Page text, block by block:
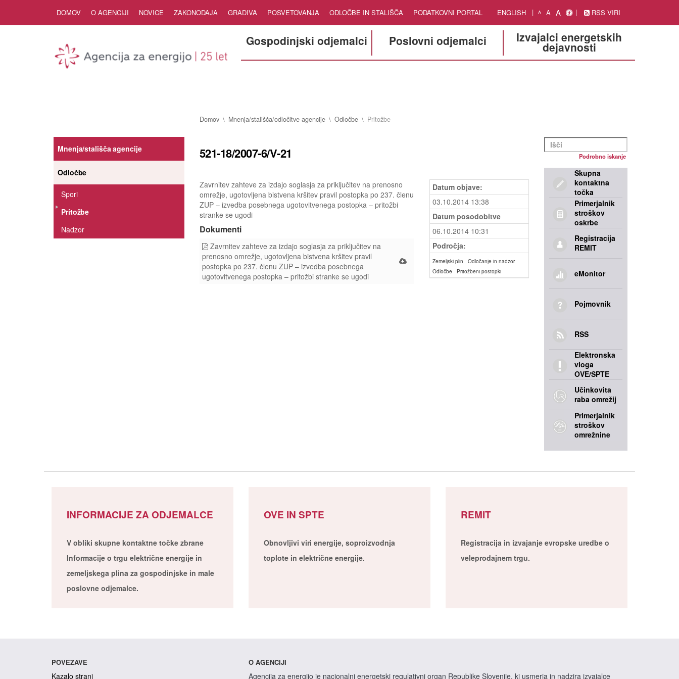
DOMOV O AGENCIJI NOVICE ZAKONODAJA GRADIVA POSVETOVANJA ODLOČBE IN STALIŠČA PODATKOVNI PORTAL ENGLISH A A A RSS VIRI
Gospodinjski odjemalci Poslovni odjemalci Izvajalci energetskih
dejavnosti
Domov Mnenja/stališča/odločitve agencije Odločbe Pritožbe
Mnenja/stališča agencije
Odločbe
Spori
Pritožbe
Nadzor
521-18/2007-6/V-21
Zavrnitev zahteve za izdajo soglasja za priključitev na prenosno
omrežje, ugotovljena bistvena kršitev pravil postopka po 237. členu
ZUP – izvedba posebnega ugotovitvenega postopka – pritožbi
stranke se ugodi
Dokumenti
Zavrnitev zahteve za izdajo soglasja za priključitev na
prenosno omrežje, ugotovljena bistvena kršitev pravil
postopka po 237. členu ZUP – izvedba posebnega
ugotovitvenega postopka – pritožbi stranke se ugodi
Datum objave:
03.10.2014 13:38
Datum posodobitve
06.10.2014 10:31
Področja:
Zemeljski plin
Odločanje in nadzor
Odločbe
Pritožbeni postopki
Podrobno iskanje
Skupna
kontaktna
točka
Primerjalnik
stroškov
oskrbe
Registracija
REMIT
eMonitor
Pojmovnik
RSS
Elektronska
vloga
OVE/SPTE
Učinkovita
raba omrežij
Primerjalnik
stroškov
omrežnine
INFORMACIJE ZA ODJEMALCE
V obliki skupne kontaktne točke zbrane
Informacije o trgu električne energije in
zemeljskega plina za gospodinjske in male
poslovne odjemalce.
OVE IN SPTE
Obnovljivi viri energije, soproizvodnja
toplote in električne energije.
REMIT
Registracija in izvajanje evropske uredbe o
veleprodajnem trgu.
POVEZAVE
Kazalo strani
O AGENCIJI
Agencija za energijo je nacionalni energetski regulativni organ Republike Slovenije, ki usmerja in nadzira izvajalce